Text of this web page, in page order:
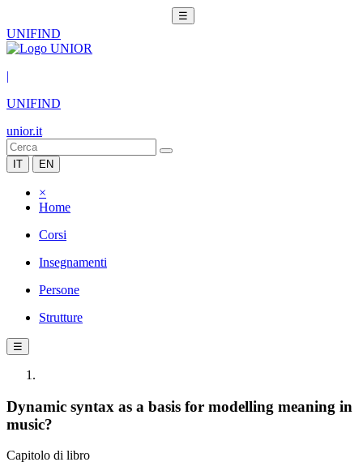
☰
UNIFIND
|
UNIFIND
unior.it
IT EN
×
Home
Corsi
Insegnamenti
Persone
Strutture
☰
Dynamic syntax as a basis for modelling meaning in
music?
Capitolo di libro